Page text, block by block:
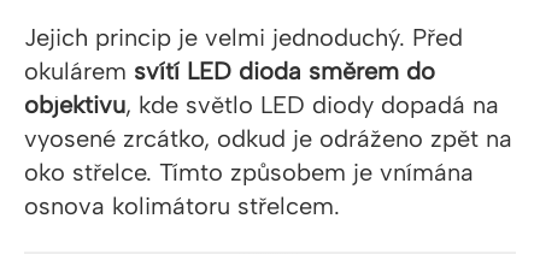
Jejich princip je velmi jednoduchý. Před
okulárem svítí LED dioda směrem do
objektivu, kde světlo LED diody dopadá na
vyosené zrcátko, odkud je odráženo zpět na
oko střelce. Tímto způsobem je vnímána
osnova kolimátoru střelcem.